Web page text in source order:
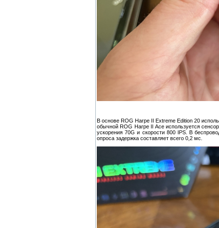
В основе ROG Harpe II Extreme Edition 20
обычной ROG Harpe II Ace используется
ускорения 70G и скорости 800 IPS. В
опроса задержка составляет всего 0,2 мс.